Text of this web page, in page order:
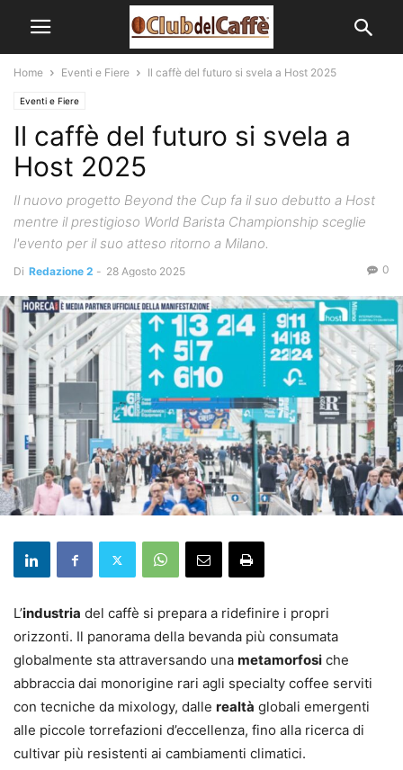
Home Eventi e Fiere Il caffè del futuro si svela a Host 2025
Eventi e Fiere
Il caffè del futuro si svela a
Host 2025
Il nuovo progetto Beyond the Cup fa il suo debutto a Host
mentre il prestigioso World Barista Championship sceglie
l'evento per il suo atteso ritorno a Milano.
Di Redazione 2 - 28 Agosto 2025 0
L’industria del caffè si prepara a ridefinire i propri
orizzonti. Il panorama della bevanda più consumata
globalmente sta attraversando una metamorfosi che
abbraccia dai monorigine rari agli specialty coffee serviti
con tecniche da mixology, dalle realtà globali emergenti
alle piccole torrefazioni d’eccellenza, fino alla ricerca di
cultivar più resistenti ai cambiamenti climatici.